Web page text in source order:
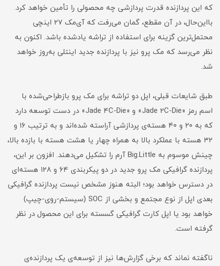
که این پردازنده قدرت پردازشی چه محصولی را تأمین خواهد کرد.
بااین‌حال، در آن مقطع، گمان می‌رفت که آی‌مک ۲۷ اینچی
محتمل‌ترین گزینه برای استفاده از تراشه یادشده باشد. اکنون به
نظر می‌رسد که مک پرو نیز با پردازنده جدید اینتلی به‌روز خواهد
شد.
طبق شایعات قبلی، اپل دو تراشه برای مک پرو بازطراحی‌شده با
اسم رمز «Jade 2C-Die» و «Jade 4C-Die» در دست توسعه دارد
که به ۲۰ و ۴۰ هسته‌ی پردازشی آراسته شده‌اند و به‌ ترتیب ۱۶ و
۳۲ هسته با عملکرد بالا به همراه چهار یا هشت هسته با بازده بالا،
چینش موسوم به Big.Little آرم را تشکیل می‌دهند. افزون بر این،
پردازنده گرافیکی مک پرو جدید در دو پیکربندی ۶۴ و ۱۲۸ هسته‌ای
در دسترس خواهد بود؛ البته هنوز مشخص نیست پردازنده گرافیکی
بعدی اپل از نوع مجتمع و بخشی از SOC (سیستم-روی-چیپ)
خواهد بود یا اپل کارت‌ گرافیکی گسسته برای این محصول در نظر
گرفته است.
ناگفته نماند که برخی گزارش‌ها نیز از توسعه‌ی یک پردازنده‌ی